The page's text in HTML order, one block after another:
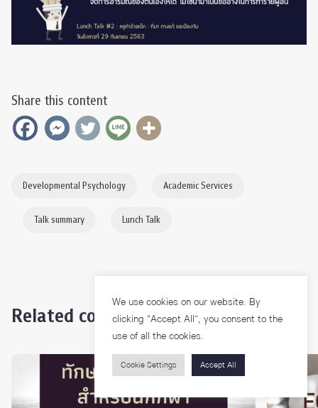
Share this content
Developmental Psychology Academic Services
Talk summary Lunch Talk
Related contentWe use cookies on our website. By
clicking “Accept All”, you consent to the
use of all the cookies.
Cookie Settings Accept All